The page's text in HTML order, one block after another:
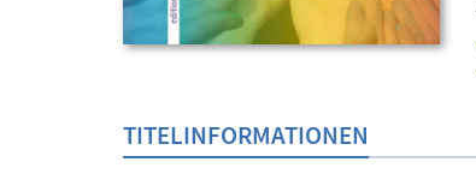
TITELINFORMATIONEN